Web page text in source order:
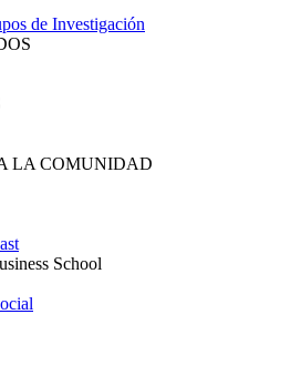
de Investigación
LA COMUNIDAD
School